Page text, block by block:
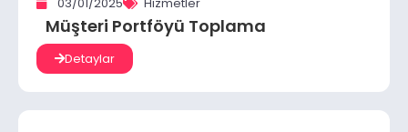
Müşteri Portföyü Toplama
Detaylar